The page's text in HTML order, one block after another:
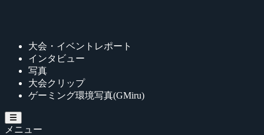
大会・イベントレポート
インタビュー
写真
大会クリップ
ゲーミング環境写真(GMiru)
メニュー